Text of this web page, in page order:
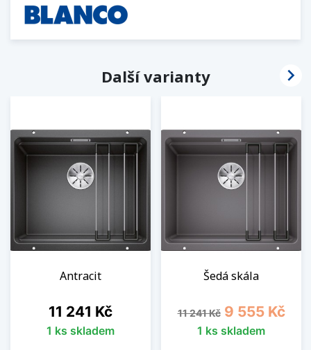
Další varianty
Antracit
Cena
11 241 Kč
1 ks skladem
Šedá skála
Běžná cena
11 241 Kč Cena
9 555 Kč
1 ks skladem
